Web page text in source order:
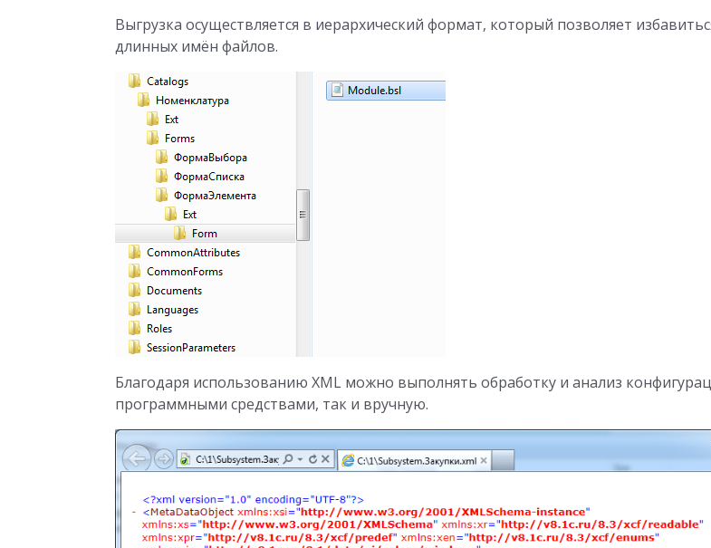
Выгрузка осуществляется в иерархический формат, который позволяет
длинных имён файлов.
Благодаря использованию XML можно выполнять обработку и анализ
программными средствами, так и вручную.